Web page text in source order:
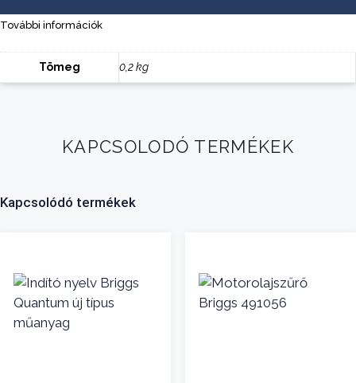
További információk
Tömeg 0,2 kg
KAPCSOLODÓ TERMÉKEK
Kapcsolódó termékek